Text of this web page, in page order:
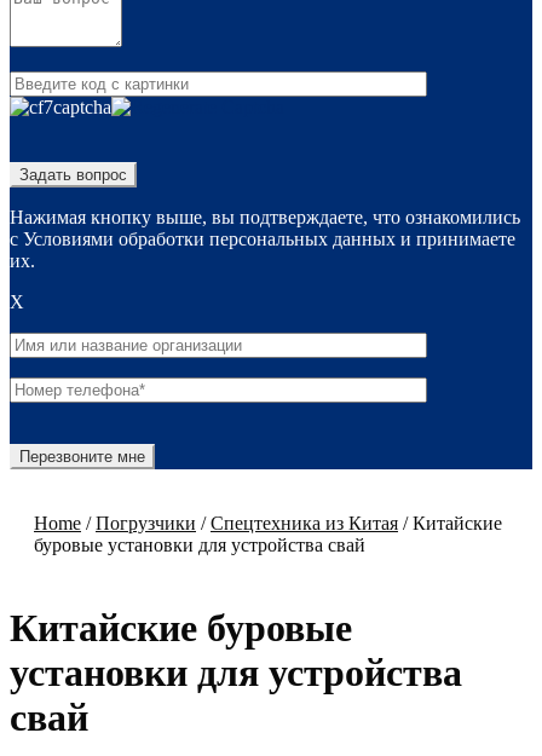
Нажимая кнопку выше, вы подтверждаете, что ознакомились
с Условиями обработки персональных данных и принимаете
их.
X
Home /Погрузчики /Спецтехника из Китая /Китайские
буровые установки для устройства свай
Китайские буровые
установки для устройства
свай